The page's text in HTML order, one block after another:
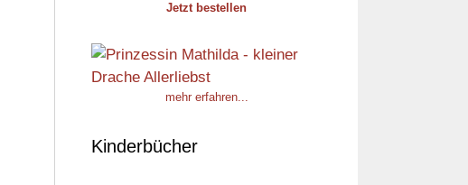
Jetzt bestellen
mehr erfahren...
Kinderbücher